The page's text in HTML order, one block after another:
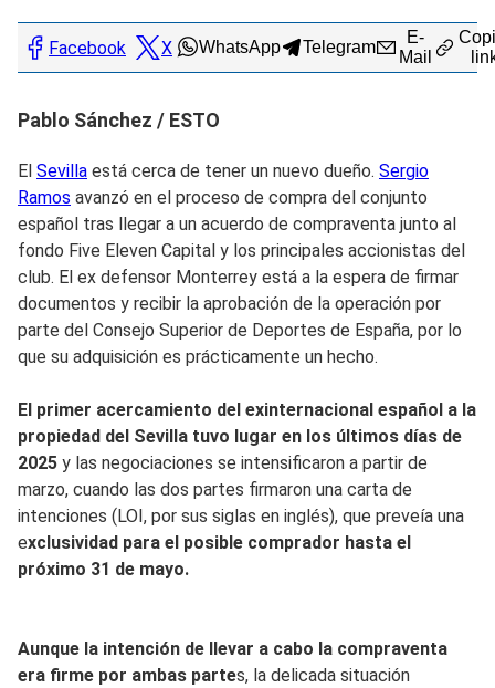
Facebook X WhatsApp Telegram
E-
Mail
Pablo Sánchez / ESTO
El Sevilla está cerca de tener un nuevo dueño. Sergio
Ramos avanzó en el proceso de compra del conjunto
español tras llegar a un acuerdo de compraventa junto al
fondo Five Eleven Capital y los principales accionistas del
club. El ex defensor Monterrey está a la espera de firmar
documentos y recibir la aprobación de la operación por
parte del Consejo Superior de Deportes de España, por lo
que su adquisición es prácticamente un hecho.
El primer acercamiento del exinternacional español a la
propiedad del Sevilla tuvo lugar en los últimos días de
2025 y las negociaciones se intensificaron a partir de
marzo, cuando las dos partes firmaron una carta de
intenciones (LOI, por sus siglas en inglés), que preveía una
exclusividad para el posible comprador hasta el
próximo 31 de mayo.
Aunque la intención de llevar a cabo la compraventa
era firme por ambas partes, la delicada situación